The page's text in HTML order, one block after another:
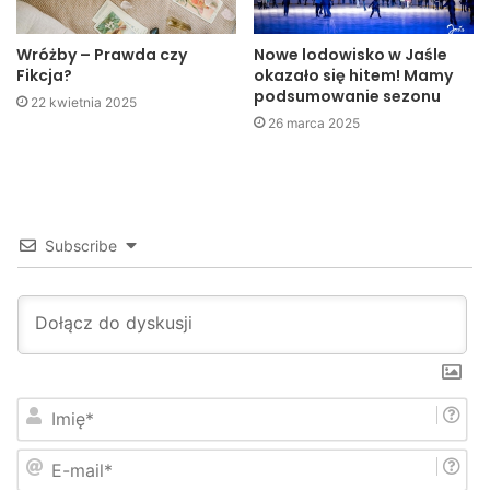
Kuba Kowalczyk
Jaslonet.pl
Wróżby – Prawda czy
Fikcja?
22 kwietnia 2025
Nowe lodowisko w Jaśle
okazało się hitem! Mamy
podsumowanie sezonu
26 marca 2025
Subscribe
i